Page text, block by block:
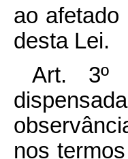
ao afetado
desta Lei.
Art. 3º
nos